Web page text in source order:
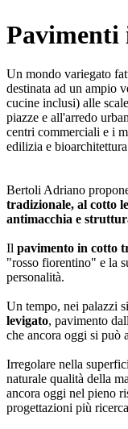
Pavimenti
Un mondo variegato
destinata ad un ampio
cucine inclusi) alle
piazze e all'arredo
centri commerciali e i
edilizia e
Bertoli Adriano
tradizionale, al cotto
antimacchia e
Il pavimento in cotto
"rosso fiorentino" e la
personalità.
Un tempo, nei palazzi
levigato, pavimento
che ancora oggi si può
Irregolare nella
naturale qualità della
ancora oggi nel pieno
progettazioni più